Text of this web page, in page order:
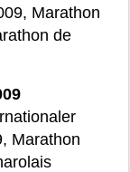
Marathon
de
Marathon